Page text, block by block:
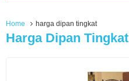
Home harga dipan tingkat
Harga Dipan Tingkat